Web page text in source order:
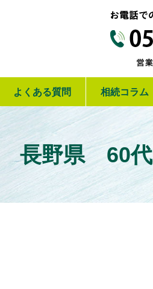
よくある質問 相続コラム
長野県 60代